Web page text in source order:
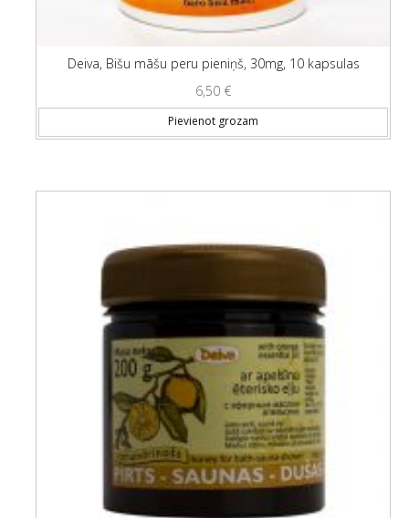
Deiva, Bišu māšu peru pieniņš, 30mg, 10 kapsulas
6,50 €
Pievienot grozam